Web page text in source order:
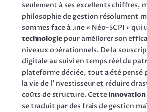
seulement à ses excellents chiffres,
philosophie de gestion résolument
sommes face à une « Néo-SCPI » qui
technologiepour améliorer son
niveaux opérationnels. De la
digitale au suivi en temps réel du
plateforme dédiée, tout a été pensé
la vie de l’investisseur et réduire
coûts de structure. Cette innovation
se traduit par des frais de gestion